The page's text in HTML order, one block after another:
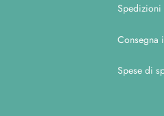
Spedizioni
Spese di